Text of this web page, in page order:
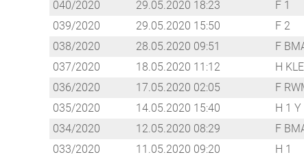
040/2020
29.05.2020 18:23 F 1
039/2020
29.05.2020 15:50 F 2
038/2020
28.05.2020 09:51 F
037/2020
18.05.2020 11:12 H
036/2020
17.05.2020 02:05 F
035/2020
14.05.2020 15:40 H 1 Y
034/2020
12.05.2020 08:29 F
033/2020
11.05.2020 09:20 H 1